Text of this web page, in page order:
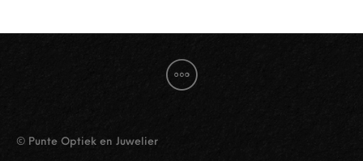
© Punte Optiek en Juwelier